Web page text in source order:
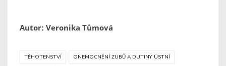
Autor: Veronika Tůmová
TĚHOTENSTVÍ ONEMOCNĚNÍ ZUBŮ A DUTINY ÚSTNÍ